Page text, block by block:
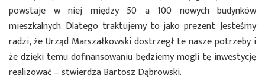
powstaje w niej między 50 a 100 nowych budynków
mieszkalnych. Dlatego traktujemy to jako prezent. Jesteśmy
radzi, że Urząd Marszałkowski dostrzegł te nasze potrzeby i
że dzięki temu dofinansowaniu będziemy mogli tę inwestycję
realizować – stwierdza Bartosz Dąbrowski.